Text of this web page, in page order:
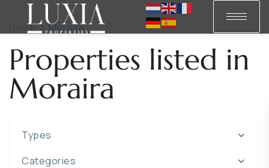
Home Moraira
Properties listed in
Moraira
Types
Categories